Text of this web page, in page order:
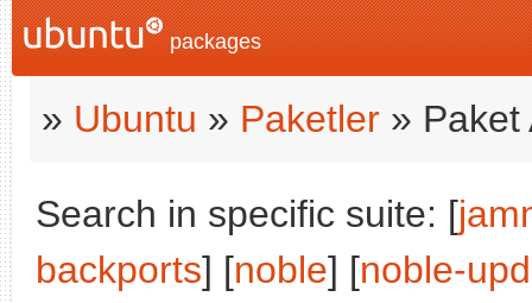
packages
» Ubuntu » Paketler » Paket
Search in specific suite: [
backports] [noble] [noble-